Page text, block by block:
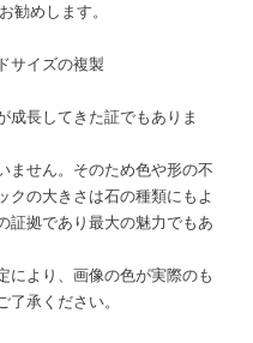
勧めします。
サイズの複製
長してきた証でもありま
ません。そのため色や形の不
クの大きさは石の種類にもよ
証拠であり最大の魅力でもあ
により、画像の色が実際のも
承ください。